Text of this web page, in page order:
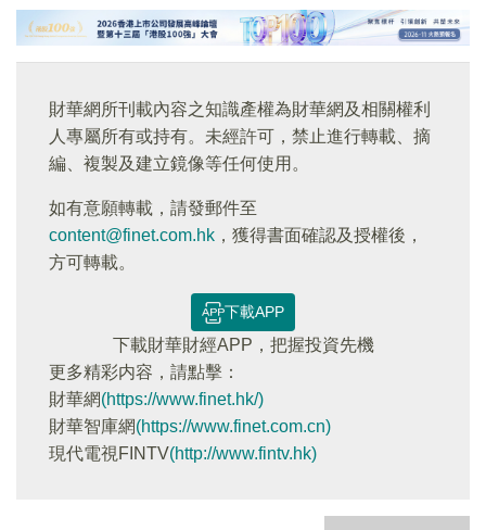
財華網所刊載內容之知識產權為財華網及相關權利
人專屬所有或持有。未經許可，禁止進行轉載、摘
編、複製及建立鏡像等任何使用。
如有意願轉載，請發郵件至
content@finet.com.hk ，獲得書面確認及授權後，
方可轉載。
下載APP
下載財華財經APP，把握投資先機
更多精彩内容，請點擊：
財華網(https://www.finet.hk/)
財華智庫網(https://www.finet.com.cn)
現代電視FINTV(http://www.fintv.hk)